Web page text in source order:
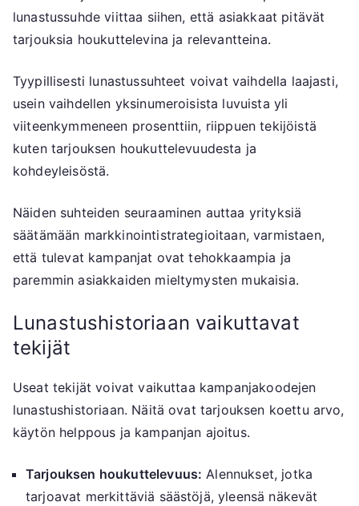
lunastussuhde viittaa siihen, että asiakkaat pitävät
tarjouksia houkuttelevina ja relevantteina.
Tyypillisesti lunastussuhteet voivat vaihdella laajasti,
usein vaihdellen yksinumeroisista luvuista yli
viiteenkymmeneen prosenttiin, riippuen tekijöistä
kuten tarjouksen houkuttelevuudesta ja
kohdeyleisöstä.
Näiden suhteiden seuraaminen auttaa yrityksiä
säätämään markkinointistrategioitaan, varmistaen,
että tulevat kampanjat ovat tehokkaampia ja
paremmin asiakkaiden mieltymysten mukaisia.
Lunastushistoriaan vaikuttavat
tekijät
Useat tekijät voivat vaikuttaa kampanjakoodejen
lunastushistoriaan. Näitä ovat tarjouksen koettu arvo,
käytön helppous ja kampanjan ajoitus.
Tarjouksen houkuttelevuus: Alennukset, jotka
tarjoavat merkittäviä säästöjä, yleensä näkevät